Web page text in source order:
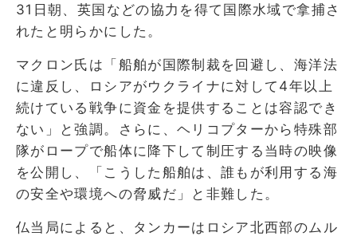
31日朝、英国などの協力を得て国際水域で拿捕さ
れたと明らかにした。
マクロン氏は「船舶が国際制裁を回避し、海洋法
に違反し、ロシアがウクライナに対して4年以上
続けている戦争に資金を提供することは容認でき
ない」と強調。さらに、ヘリコプターから特殊部
隊がロープで船体に降下して制圧する当時の映像
を公開し、「こうした船舶は、誰もが利用する海
の安全や環境への脅威だ」と非難した。
仏当局によると、タンカーはロシア北西部のムル